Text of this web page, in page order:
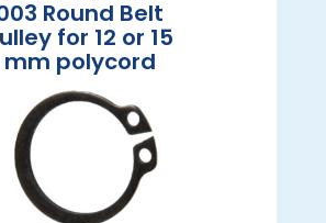
Round Belt
for 12 or 15
mm polycord